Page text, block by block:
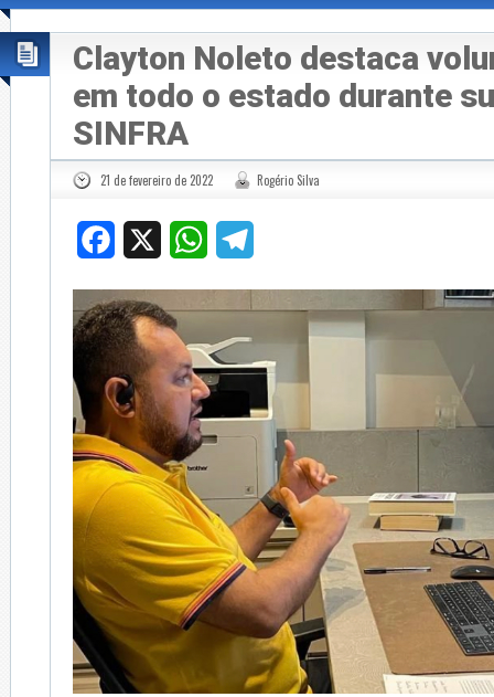
Clayton Noleto destaca
em todo o estado durante
SINFRA
21 de fevereiro de 2022 Rogério Silva
Facebook WhatsApp